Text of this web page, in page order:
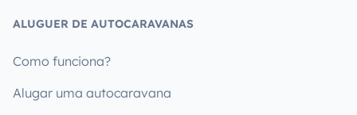
ALUGUER DE AUTOCARAVANAS
Como funciona?
Alugar uma autocaravana